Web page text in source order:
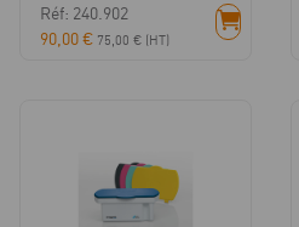
Réf: 240.902
90,00€ 75,00 € (HT)